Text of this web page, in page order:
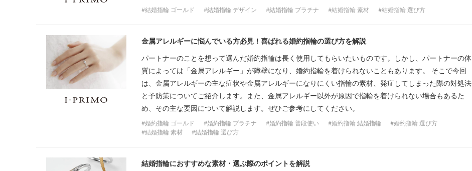
結婚指輪 ゴールド 結婚指輪 デザイン 結婚指輪 プラチナ 結婚指輪 素材 結婚指輪 選び方
金属アレルギーに悩んでいる方必見！喜ばれる婚約指輪の選び方を解説
パートナーのことを想って選んだ婚約指輪は長く使用してもらいたいものです。しかし、パートナーの体
質によっては「金属アレルギー」が障壁になり、婚約指輪を着けられないこともあります。 そこで今回
は、金属アレルギーの主な症状や金属アレルギーになりにくい指輪の素材、発症してしまった際の対処法
と予防策についてご紹介します。また、金属アレルギー以外が原因で指輪を着けられない場合もあるた
め、その主な要因について解説します。ぜひご参考にしてください。
婚約指輪 ゴールド 婚約指輪 プラチナ 婚約指輪 普段使い 婚約指輪 結婚指輪
婚約指輪 選び方
結婚指輪 素材
結婚指輪 選び方
結婚指輪におすすめな素材・選ぶ際のポイントを解説